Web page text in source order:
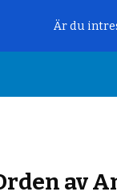
Skip to main
Är du
av